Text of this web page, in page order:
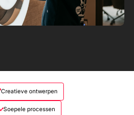
Creatieve ontwerpen
Soepele processen